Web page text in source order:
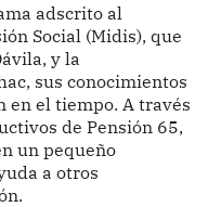
adscrito al
Social (Midis), que
y la
sus conocimientos
en el tiempo. A través
de Pensión 65,
un pequeño
a otros